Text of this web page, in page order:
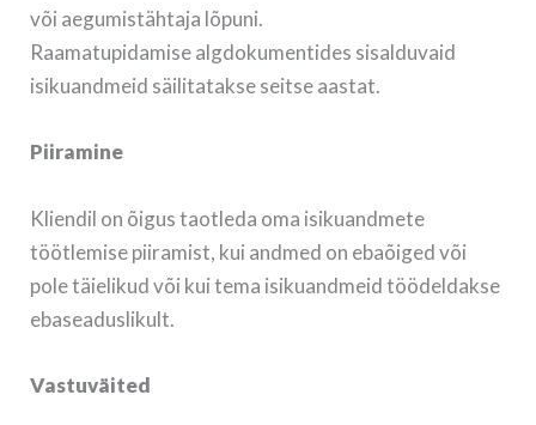
või aegumistähtaja lõpuni.
Raamatupidamise algdokumentides sisalduvaid
isikuandmeid säilitatakse seitse aastat.
Piiramine
Kliendil on õigus taotleda oma isikuandmete
töötlemise piiramist, kui andmed on ebaõiged või
pole täielikud või kui tema isikuandmeid töödeldakse
ebaseaduslikult.
Vastuväited